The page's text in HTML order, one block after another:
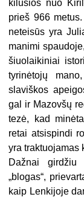
kilusios nuo
prieš 966
neteisūs yra
manimi
šiuolaikiniai
tyrinėtojų
slaviškos
gal ir Mazovšų
tezė, kad
retai atsispindi
yra traktuojamas
Dažnai
„blogas“,
kaip Lenkijoje